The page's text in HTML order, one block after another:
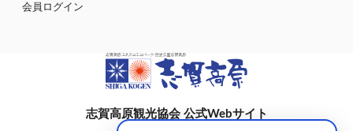
会員ログイン
志賀高原観光協会 公式Webサイト